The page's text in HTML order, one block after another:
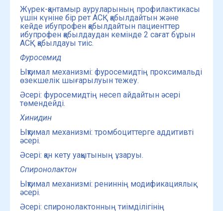
Жүрек-қантамыр ауруларының профилактикасы
үшін күніне бір рет АСҚ қабылдайтын және
кейде ибупрофен қабылдайтын пациенттер
ибупрофен қабылдаудан кемінде 2 сағат бұрын
АСҚ қабылдауы тиіс.
Фуросемид
Ықтимал механизмі: фуросемидтің проксимальді
өзекшелік шығарылуын тежеу.
Әсері: фуросемидтің несеп айдайтын әсері
төмендейді.
Хинидин
Ықтимал механизмі: тромбоциттерге аддитивті
әсері.
Әсері: қан кету уақытының ұзаруы.
Спиронолактон
Ықтимал механизмі: рениннің модификациялық
әсері.
Әсері: спиронолактонның тиімділігінің